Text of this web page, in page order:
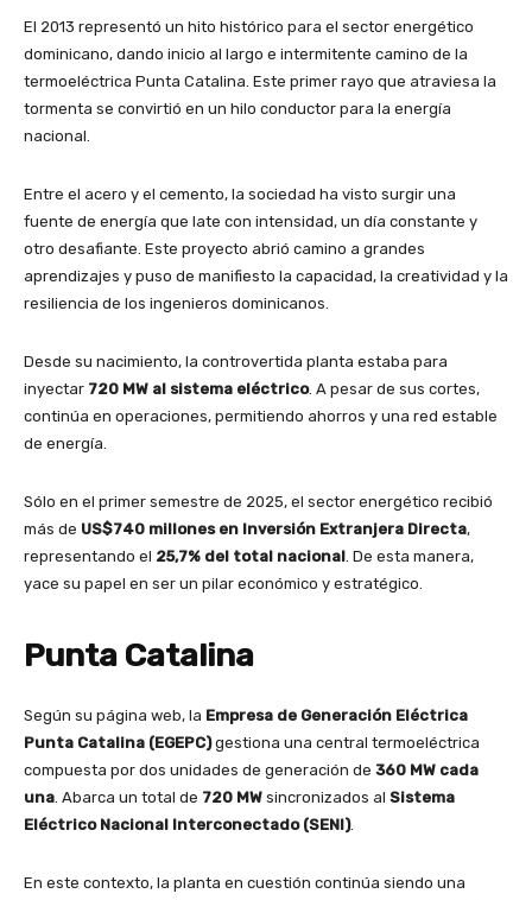
El 2013 representó un hito histórico para el sector energético
dominicano, dando inicio al largo e intermitente camino de la
termoeléctrica Punta Catalina. Este primer rayo que atraviesa la
tormenta se convirtió en un hilo conductor para la energía
nacional.
Entre el acero y el cemento, la sociedad ha visto surgir una
fuente de energía que late con intensidad, un día constante y
otro desafiante. Este proyecto abrió camino a grandes
aprendizajes y puso de manifiesto la capacidad, la creatividad y la
resiliencia de los ingenieros dominicanos.
Desde su nacimiento, la controvertida planta estaba para
inyectar 720 MW al sistema eléctrico. A pesar de sus cortes,
continúa en operaciones, permitiendo ahorros y una red estable
de energía.
Sólo en el primer semestre de 2025, el sector energético recibió
más de US$740 millones en Inversión Extranjera Directa,
representando el 25,7% del total nacional. De esta manera,
yace su papel en ser un pilar económico y estratégico.
Punta Catalina
Según su página web, la Empresa de Generación Eléctrica
Punta Catalina (EGEPC)gestiona una central termoeléctrica
compuesta por dos unidades de generación de 360 MW cada
una. Abarca un total de 720 MW sincronizados al Sistema
Eléctrico Nacional Interconectado (SENI).
En este contexto, la planta en cuestión continúa siendo una